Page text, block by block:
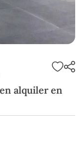
alquiler en